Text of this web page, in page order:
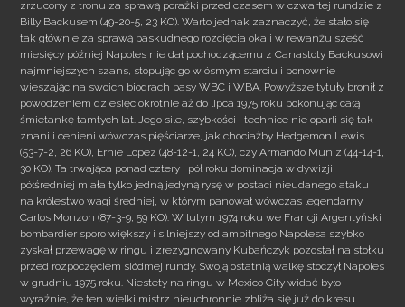
zrzucony z tronu za sprawą porażki przed czasem w czwartej rundzie z
Billy Backusem (49-20-5, 23 KO). Warto jednak zaznaczyć, że stało się
tak głównie za sprawą paskudnego rozcięcia oka i w rewanżu sześć
miesięcy później Napoles nie dał pochodzącemu z Canastoty Backusowi
najmniejszych szans, stopując go w ósmym starciu i ponownie
wieszając na swoich biodrach pasy WBC i WBA. Powyższe tytuły bronił z
powodzeniem dziesięciokrotnie aż do lipca 1975 roku pokonując całą
śmietankę tamtych lat. Jego sile, szybkości i technice nie oparli się tak
znani i cenieni wówczas pięściarze, jak chociażby Hedgemon Lewis
(53-7-2, 26 KO), Ernie Lopez (48-12-1, 24 KO), czy Armando Muniz (44-14-1,
30 KO). Ta trwająca ponad cztery i pół roku dominacja w dywizji
półśredniej miała tylko jedną jedyną rysę w postaci nieudanego ataku
na królestwo wagi średniej, w którym panował wówczas legendarny
Carlos Monzon (87-3-9, 59 KO). W lutym 1974 roku we Francji Argentyński
bombardier sporo większy i silniejszy od ambitnego Napolesa szybko
zyskał przewagę w ringu i zrezygnowany Kubańczyk pozostał na stołku
przed rozpoczęciem siódmej rundy. Swoją ostatnią walkę stoczył Napoles
w grudniu 1975 roku. Niestety na ringu w Mexico City widać było
wyraźnie, że ten wielki mistrz nieuchronnie zbliża się już do kresu